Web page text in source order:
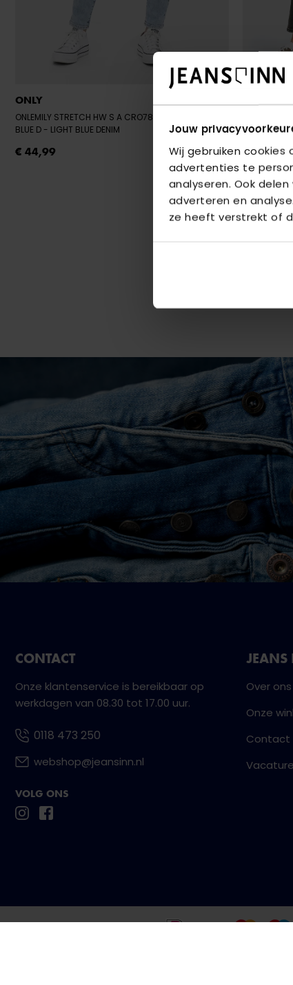
Jouw
Wij gebruiken
advertenties te
analyseren. Ook
adverteren en
ze heeft verstrekt of
ONLY
ONLEMILY STRETCH HW S A CRO789 NOOS - LIGHT
BLUE D
- LIGHT BLUE DENIM
€ 44,99
GREY DENIM
€ 44,99
Mom fit
beneden en de jeans
mom fit jeans kan je
CONTACT
Onze klantenservice is bereikbaar op
werkdagen van 08.30 tot 17.00 uur.
0118 473 250
webshop@jeansinn.nl
VOLG ONS
Over ons
Onze
Contact
Betaal eenvoudig en veilig met